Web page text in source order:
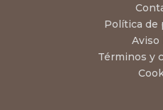
Política de
Aviso
Términos y